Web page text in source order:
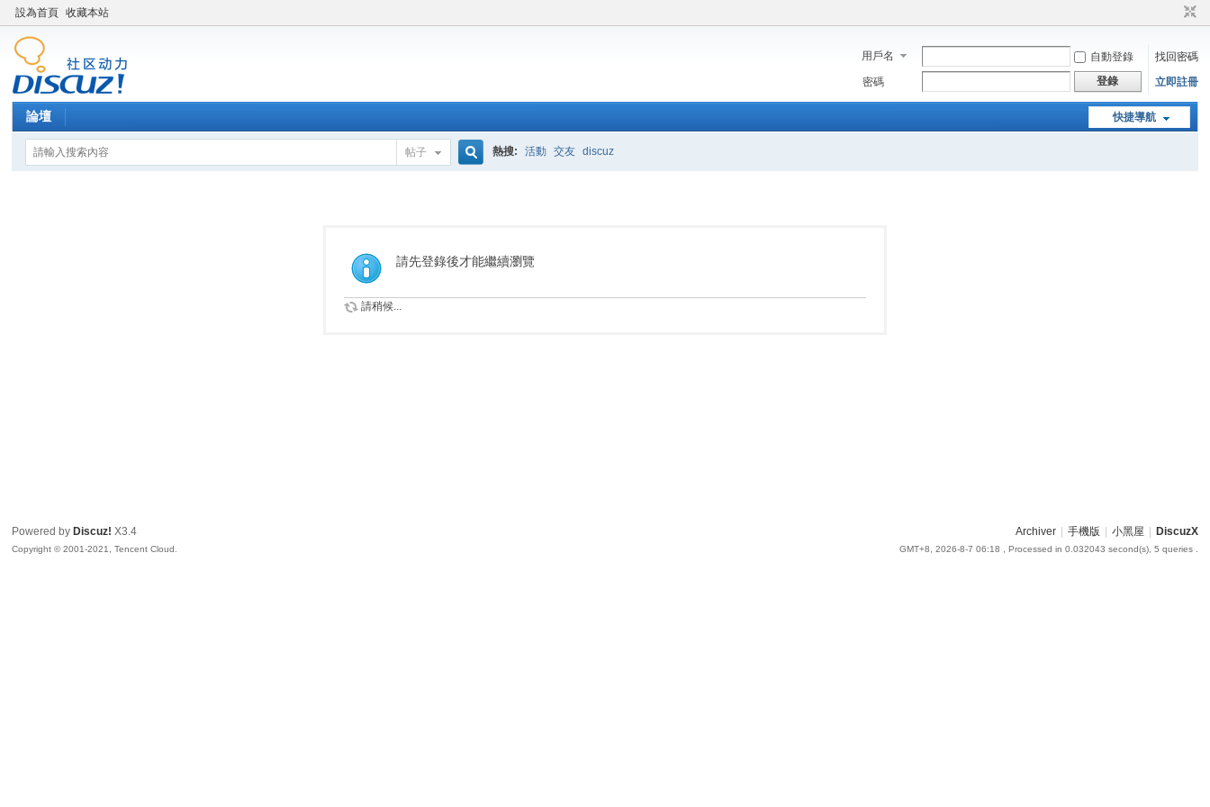
設為首頁 收藏本站
用戶名 自動登錄
找回密碼
密碼
登錄 立即註冊
快捷導航
論壇
帖子
索
熱搜: 活動 交友 discuz
請先登錄後才能繼續瀏覽
請稍候...
Archiver 手機版 小黑屋 DiscuzX
GMT+8, 2026-8-7 06:18 , Processed in 0.032043 second(s), 5 queries .
Powered by Discuz! X3.4
Copyright © 2001-2021, Tencent Cloud.